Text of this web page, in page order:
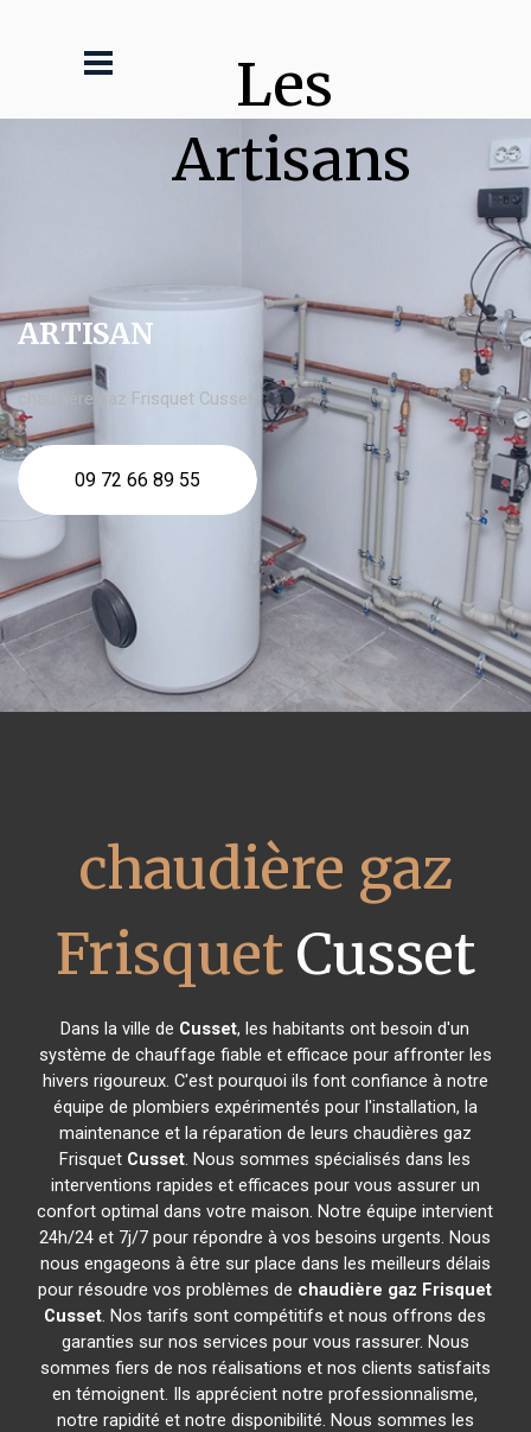
Les
Artisans
ARTISAN
chaudière gaz Frisquet Cusset
09 72 66 89 55
chaudière gaz
FrisquetCusset
Dans la ville de Cusset, les habitants ont besoin d'un
système de chauffage fiable et efficace pour affronter les
hivers rigoureux. C'est pourquoi ils font confiance à notre
équipe de plombiers expérimentés pour l'installation, la
maintenance et la réparation de leurs chaudières gaz
Frisquet Cusset. Nous sommes spécialisés dans les
interventions rapides et efficaces pour vous assurer un
confort optimal dans votre maison. Notre équipe intervient
24h/24 et 7j/7 pour répondre à vos besoins urgents. Nous
nous engageons à être sur place dans les meilleurs délais
pour résoudre vos problèmes de chaudière gaz Frisquet
Cusset. Nos tarifs sont compétitifs et nous offrons des
garanties sur nos services pour vous rassurer. Nous
sommes fiers de nos réalisations et nos clients satisfaits
en témoignent. Ils apprécient notre professionnalisme,
notre rapidité et notre disponibilité. Nous sommes les